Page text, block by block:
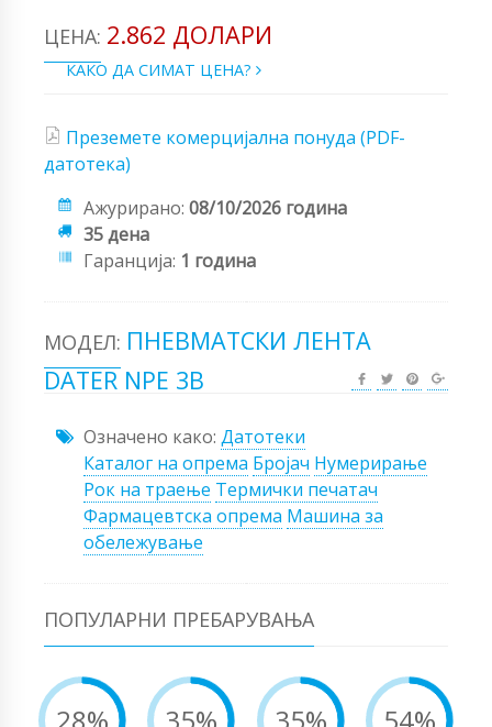
ЦЕНА: 2.862 ДОЛАРИ
КАКО ДА СИМАТ ЦЕНА?
Преземете комерцијална понуда (PDF-
датотека)
Ажурирано: 08/10/2026 година
35 дена
Гаранција: 1 година
МОДЕЛ: ПНЕВМАТСКИ ЛЕНТА
DATER NPE 3B
Означено како: Датотеки
Каталог на опрема Бројач Нумерирање
Рок на траење Термички печатач
Фармацевтска опрема Машина за
обележување
ПОПУЛАРНИ ПРЕБАРУВАЊА
28% 35% 35% 54%